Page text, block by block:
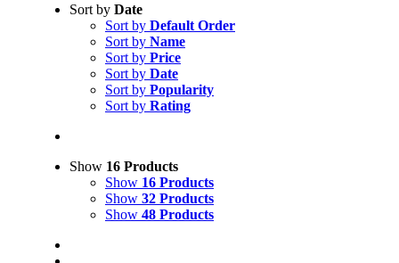
Sort by Date
Sort by Default Order
Sort by Name
Sort by Price
Sort by Date
Sort by Popularity
Sort by Rating
Show 16 Products
Show 16 Products
Show 32 Products
Show 48 Products